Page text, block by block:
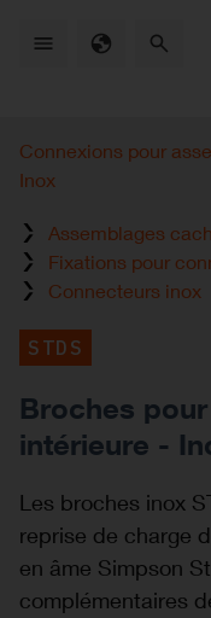
Connexions pour
Inox
Assemblages
Fixations pour
Connecteurs inox
STDS
Broches
intérieure -
Les broches inox
reprise de charge
en âme Simpson
complémentaires